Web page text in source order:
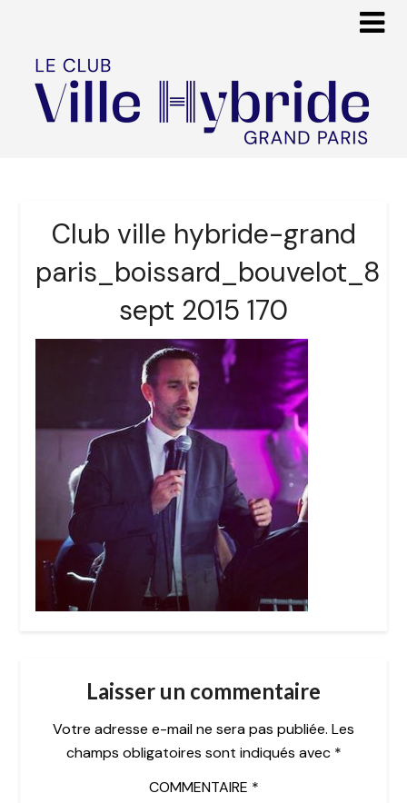
Club ville hybride-grand
paris_boissard_bouvelot_8
sept 2015 170
Laisser un commentaire
Votre adresse e-mail ne sera pas publiée. Les
champs obligatoires sont indiqués avec *
COMMENTAIRE *